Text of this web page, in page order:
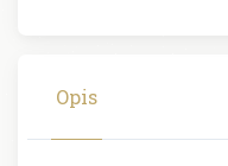
Opis